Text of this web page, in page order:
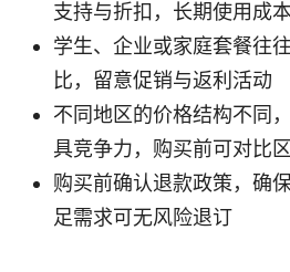
支持与折扣，长期使用成
学生、企业或家庭套餐往
比，留意促销与返利活动
不同地区的价格结构不同
具竞争力，购买前可对比
购买前确认退款政策，确
足需求可无风险退订